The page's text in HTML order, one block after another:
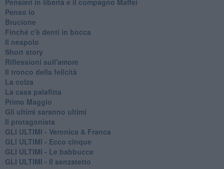
Penso io
Brucione
Finché c'è denti in bocca
Il nespolo
Short story
Riflessioni sull'amore
Il tronco della felicità
La colza
La casa palafitta
Primo Maggio
Gli ultimi saranno ultimi
Il protagonista
GLI ULTIMI - Veronica & Franca
GLI ULTIMI - Ecco cinque
GLI ULTIMI - Le babbucce
GLI ULTIMI - Il senzatetto